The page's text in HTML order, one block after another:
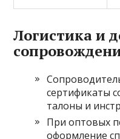
Логистика и
сертификаты
талоны и
При оптовых
оформление